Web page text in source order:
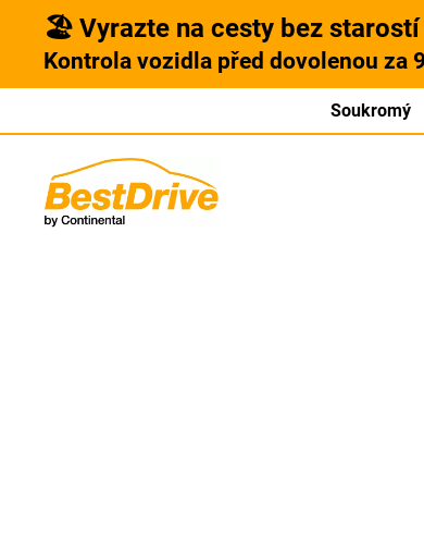
🏖️ Vyrazte na cesty bez starostí
Kontrola vozidla před dovolenou za
Soukromý